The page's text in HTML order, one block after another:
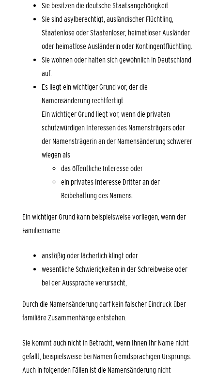
Sie besitzen die deutsche Staatsangehörigkeit.
Sie sind asylberechtigt, ausländischer Flüchtling,
Staatenlose oder Staatenloser, heimatloser Ausländer
oder heimatlose Ausländerin oder Kontingentflüchtling.
Sie wohnen oder halten sich gewöhnlich in Deutschland
auf.
Es liegt ein wichtiger Grund vor, der die
Namensänderung rechtfertigt.
Ein wichtiger Grund liegt vor, wenn die privaten
schutzwürdigen Interessen des Namensträgers oder
der Namensträgerin an der Namensänderung schwerer
wiegen als
das öffentliche Interesse oder
ein privates Interesse Dritter an der
Beibehaltung des Namens.
Ein wichtiger Grund kann beispielsweise vorliegen, wenn der
Familienname
anstößig oder lächerlich klingt oder
wesentliche Schwierigkeiten in der Schreibweise oder
bei der Aussprache verursacht,
Durch die Namensänderung darf kein falscher Eindruck über
familiäre Zusammenhänge entstehen.
Sie kommt auch nicht in Betracht, wenn Ihnen Ihr Name nicht
gefällt, beispielsweise bei Namen fremdsprachigen Ursprungs.
Auch in folgenden Fällen ist die Namensänderung nicht